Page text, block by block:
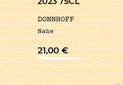
DONNHOFF
Nahe
21,00€